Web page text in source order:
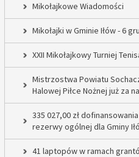
Mikołajkowe Wiadomości
Mikołajki w Gminie Iłów - 6
XXII Mikołajkowy Turniej
Mistrzostwa Powiatu
Halowej Piłce Nożnej już za
335 027,00 zł
rezerwy ogólnej dla Gminy
41 laptopów w ramach